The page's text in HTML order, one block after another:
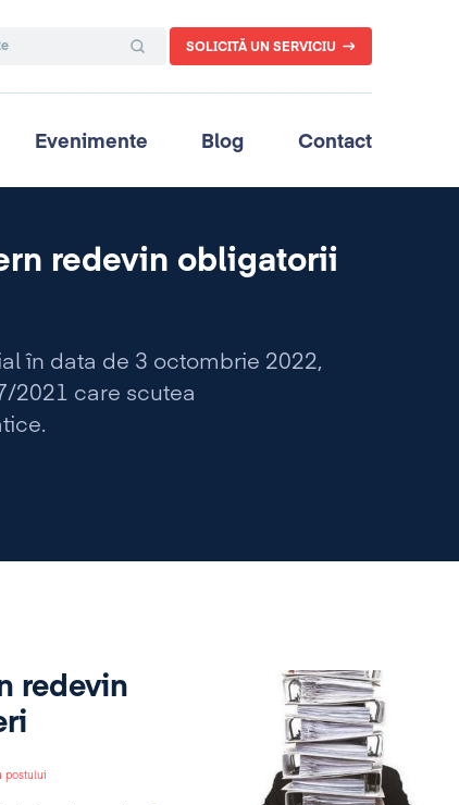
SOLICITĂ UN SERVICIU
Evenimente Blog Contact
redevin obligatorii
în data de 3 octombrie 2022,
2021 care scutea
redevin
postului